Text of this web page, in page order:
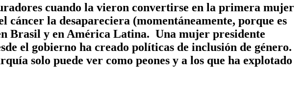
cuando la vieron convertirse en la primera mujer
la desapareciera (momentáneamente, porque es
Brasil y en América Latina. Una mujer presidente
el gobierno ha creado políticas de inclusión de género.
solo puede ver como peones y a los que ha explotado